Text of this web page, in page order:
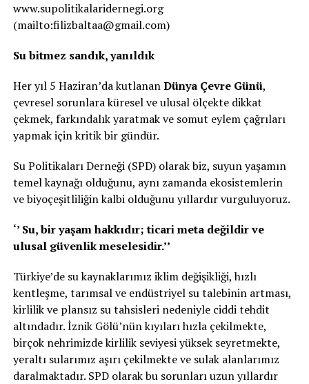
www.supolitikalaridernegi.org
(mailto:filizbaltaa@gmail.com)
Su bitmez sandık, yanıldık
Her yıl 5 Haziran’da kutlananDünya Çevre Günü,
çevresel sorunlara küresel ve ulusal ölçekte dikkat
çekmek, farkındalık yaratmak ve somut eylem çağrıları
yapmak için kritik bir gündür.
Su Politikaları Derneği (SPD) olarak biz, suyun yaşamın
temel kaynağı olduğunu, aynı zamanda ekosistemlerin
ve biyoçeşitliliğin kalbi olduğunu yıllardır vurguluyoruz.
‘’ Su, bir yaşam hakkıdır; ticari meta değildir ve
ulusal güvenlik meselesidir.’’
Türkiye’de su kaynaklarımız iklim değişikliği, hızlı
kentleşme, tarımsal ve endüstriyel su talebinin artması,
kirlilik ve plansız su tahsisleri nedeniyle ciddi tehdit
altındadır. İznik Gölü’nün kıyıları hızla çekilmekte,
birçok nehrimizde kirlilik seviyesi yüksek seyretmekte,
yeraltı sularımız aşırı çekilmekte ve sulak alanlarımız
daralmaktadır. SPD olarak bu sorunları uzun yıllardır